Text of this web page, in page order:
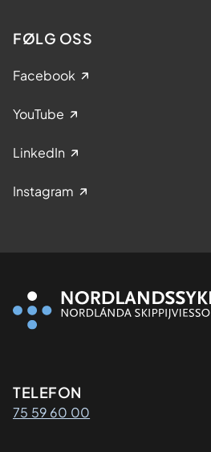
FØLG OSS
Facebook
YouTube
LinkedIn
Instagram
Kontaktinformasjon
TELEFON
75 59 60 00